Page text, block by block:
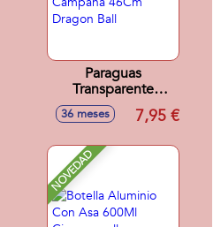
Paraguas
Transparente
Campana 46Cm
Dragon Ball
36 meses 7,95 €
NOVEDAD